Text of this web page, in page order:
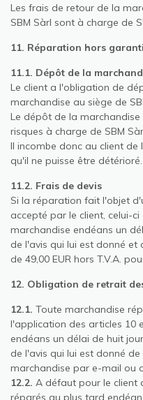
Les frais de retour de la
SBM Sàrl sont à charge de
11. Réparation hors
11.1. Dépôt de la
Le client a l'obligation de
marchandise au siège de
Le dépôt de la
risques à charge de SBM
Il incombe donc au client
qu'il ne puisse être détérioré.
11.2. Frais de devis
Si la réparation fait l'objet
accepté par le client, celui-
marchandise endéans un
de l'avis qui lui est donné et
de 49,00 EUR hors T.V.A.
12. Obligation de retrait
12.1. Toute marchandise
l'application des articles 10
endéans un délai de huit
de l'avis qui lui est donné
marchandise par e-mail ou
12.2. A défaut pour le client
réparés au plus tard